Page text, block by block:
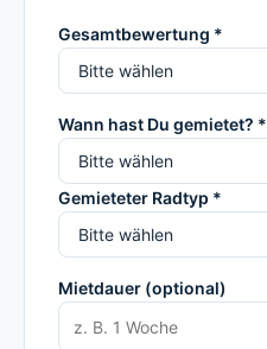
Gesamtbewertung *
Wann hast Du gemietet? *
Gemieteter Radtyp *
Mietdauer (optional)